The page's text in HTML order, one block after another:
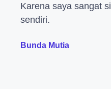
Karena saya sangat
sendiri.
Bunda Mutia